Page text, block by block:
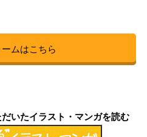
ムはこちら
いたイラスト・マンガを読む